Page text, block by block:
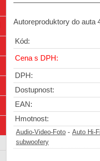
Autoreproduktory do auta
Kód:
Cena s DPH:
DPH:
Dostupnost:
EAN:
Hmotnost:
Audio-Video-Foto - Auto Hi-
subwoofery